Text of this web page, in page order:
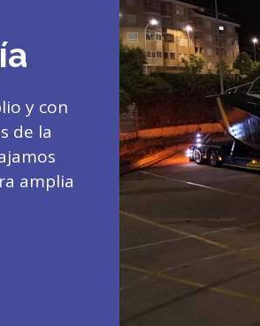
y con
de la
amplia